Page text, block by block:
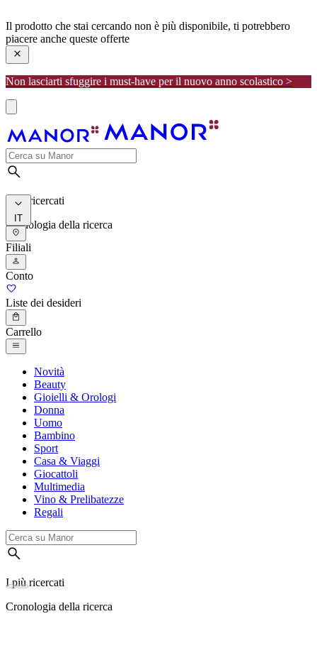
Il prodotto che stai cercando non è più disponibile, ti potrebbero
piacere anche queste offerte
Non lasciarti sfuggire i must-have per il nuovo anno scolastico >
I più ricercati
Cronologia della ricerca
IT
Filiali
Conto
Liste dei desideri
Carrello
Novità
Beauty
Gioielli & Orologi
Donna
Uomo
Bambino
Sport
Casa & Viaggi
Giocattoli
Multimedia
Vino & Prelibatezze
Regali
I più ricercati
Cronologia della ricerca